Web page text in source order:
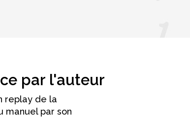
par l'auteur
replay de la
manuel par son